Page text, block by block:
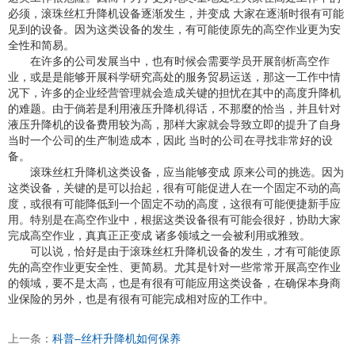
必须， 滚珠丝杠升降机设备逐渐发生，并变成 大家在逐渐时很有可能
见到的设备。因为这类设备的发生，有可能使原先的高空作业更为安
全性和简易。
在许多的公司发展当中，也有时候会需要学员开展剖析高空作
业，或是是能够开展科学研究高处的服务贸易运送，那这一工作中情
况下，许多的企业经营管理就会造成关键的担忧在其中的高度升降机
的难题。由于倘若是利用液压升降机得话，不那麼的恰当，并且针对
液压升降机的设备费用较为高，那样大家就会导致立即的提升了自身
当时一个公司的生产制造成本，因此 当时的公司在寻找非常好的设
备。
滚珠丝杠升降机这类设备，应当能够变成 原来公司的挑选。因为
这类设备，关键的是可以抬起，很有可能促进人在一个固定不动的高
度，或很有可能降低到一个固定不动的高度，这很有可能便捷新手应
用。特别是在高空作业中，根据这类设备很有可能会很好，协助大家
完成高空作业，真真正正变成 诸多领域之一会被利用或雅致。
可以说，恰好是由于滚珠丝杠升降机设备的发生，才有可能使原
先的高空作业更安全性、更简易。尤其是针对一些常常开展高空作业
的领域，要不是太高，也是有很有可能应用这类设备，在确保本身商
业保险的另外，也是有很有可能完成相对应的工作中。
上一条： 科普–丝杆升降机如何保养